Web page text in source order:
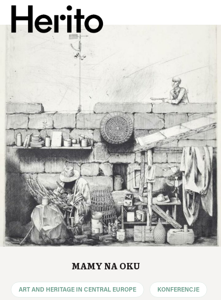
MAGAZYN
JĘZYK: PL
MAMY NA OKU
ART AND HERITAGE IN CENTRAL EUROPE KONFERENCJE